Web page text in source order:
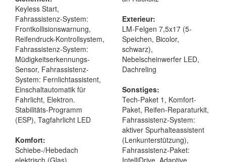
Keyless Start,
Fahrassistenz-System:
Frontkollisionswarnung,
Reifendruck-Kontrollsystem,
Fahrassistenz-System:
Müdigkeitserkennungs-
Sensor, Fahrassistenz-
System: Fernlichtassistent,
Einschaltautomatik für
Fahrlicht, Elektron.
Stabilitäts-Programm
(ESP), Tagfahrlicht LED
Komfort:
Schiebe-/Hebedach
elektrisch (Glas),
Exterieur:
LM-Felgen 7,5x17 (5-
Speichen, Bicolor,
schwarz),
Nebelscheinwerfer LED,
Dachreling
Sonstiges:
Tech-Paket 1, Komfort-
Paket, Reifen-Reparaturkit,
Fahrassistenz-System:
aktiver Spurhalteassistent
(Lenkunterstützung),
Fahrassistenz-Paket:
IntelliDrive, Adaptive